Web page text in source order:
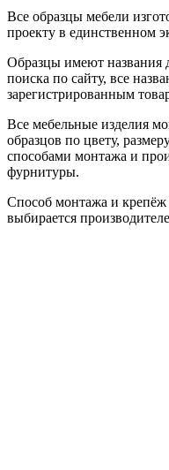
Все образцы мебели
проекту в единственном
Образцы имеют названия
поиска по сайту, все
зарегистрированным
Все мебельные изделия
образцов по цвету,
способами монтажа и
фурнитуры.
Способ монтажа и крепёж
выбирается